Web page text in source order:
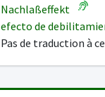
Nachlaßeffekt
efecto de
Pas de traduction à